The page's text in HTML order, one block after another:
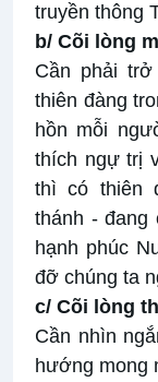
truyền thông
b/ Cõi lòng
Cần phải
thiên đàng
hồn mỗi
thích ngự trị
thì có thiên
thánh - đang
hạnh phúc
đỡ chúng ta
c/ Cõi lòng
Cần nhìn
hướng mong